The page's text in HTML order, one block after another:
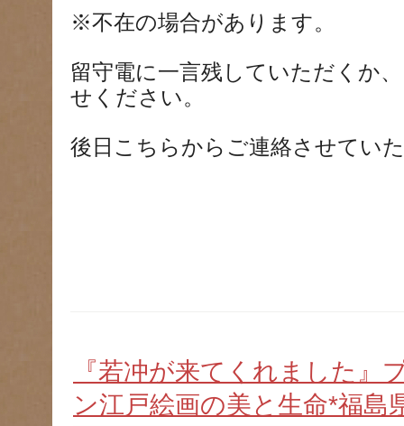
※不在の場合があります。
留守電に一言残していただくか
せください。
後日こちらからご連絡させてい
『若冲が来てくれました』
ン江戸絵画の美と生命*福島